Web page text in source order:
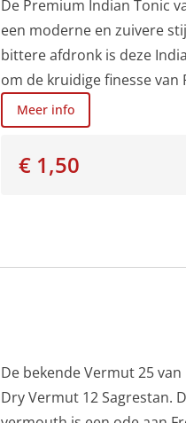
De Premium Indian Tonic
een moderne en zuivere
bittere afdronk is deze
om de kruidige finesse van
Meer info
€ 1,50
De bekende Vermut 25
Dry Vermut 12 Sagrestan.